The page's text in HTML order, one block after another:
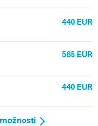
440 EUR
565 EUR
440 EUR